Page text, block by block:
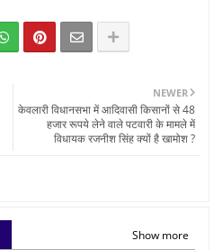
NEWER
केवलारी विधानसभा में आदिवासी किसानों से 48
हजार रूपये लेने वाले पटवारी के मामले में
विधायक रजनीश सिंह क्यों है खामोश ?
Show more